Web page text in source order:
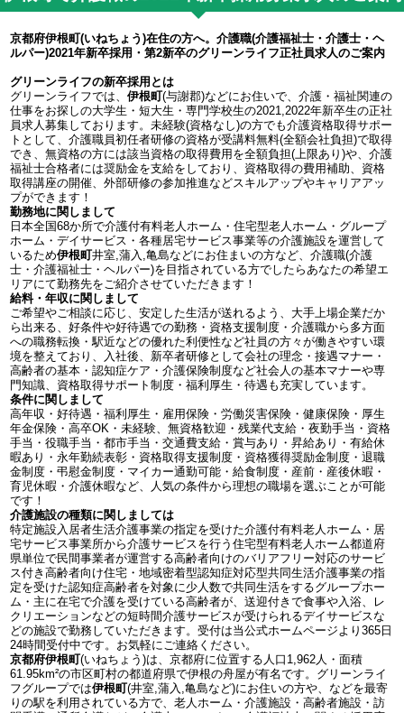
京都府伊根町(いねちょう)在住の方へ。介護職(介護福祉士・介護士・ヘ
ルパー)2021年新卒採用・第2新卒のグリーンライフ正社員求人のご案内
グリーンライフの新卒採用とは
グリーンライフでは、伊根町(与謝郡)などにお住いで、介護・福祉関連の
仕事をお探しの大学生・短大生・専門学校生の2021,2022年新卒生の正社
員求人募集しております。未経験(資格なし)の方でも介護資格取得サポー
トとして、介護職員初任者研修の資格が受講料無料(全額会社負担)で取得
でき、無資格の方には該当資格の取得費用を全額負担(上限あり)や、介護
福祉士合格者には奨励金を支給をしており、資格取得の費用補助、資格
取得講座の開催、外部研修の参加推進などスキルアップやキャリアアッ
プができます！
勤務地に関しまして
日本全国68か所で介護付有料老人ホーム・住宅型老人ホーム・グループ
ホーム・デイサービス・各種居宅サービス事業等の介護施設を運営して
いるため伊根町井室,蒲入,亀島などにお住まいの方など、介護職(介護
士・介護福祉士・ヘルパー)を目指されている方でしたらあなたの希望エ
リアにて勤務先をご紹介させていただきます！
給料・年収に関しまして
ご希望やご相談に応じ、安定した生活が送れるよう、大手上場企業だか
ら出来る、好条件や好待遇での勤務・資格支援制度・介護職から多方面
への職務転換・駅近などの優れた利便性など社員の方々が働きやすい環
境を整えており、入社後、新卒者研修として会社の理念・接遇マナー・
高齢者の基本・認知症ケア・介護保険制度など社会人の基本マナーや専
門知識、資格取得サポート制度・福利厚生・待遇も充実しています。
条件に関しまして
高年収・好待遇・福利厚生・雇用保険・労働災害保険・健康保険・厚生
年金保険・高卒OK・未経験、無資格歓迎・残業代支給・夜勤手当・資格
手当・役職手当・都市手当・交通費支給・賞与あり・昇給あり・有給休
暇あり・永年勤続表彰・資格取得支援制度・資格獲得奨励金制度・退職
金制度・弔慰金制度・マイカー通勤可能・給食制度・産前・産後休暇・
育児休暇・介護休暇など、人気の条件から理想の職場を選ぶことが可能
です！
介護施設の種類に関しましては
特定施設入居者生活介護事業の指定を受けた介護付有料老人ホーム・居
宅サービス事業所から介護サービスを行う住宅型有料老人ホーム都道府
県単位で民間事業者が運営する高齢者向けのバリアフリー対応のサービ
ス付き高齢者向け住宅・地域密着型認知症対応型共同生活介護事業の指
定を受けた認知症高齢者を対象に少人数で共同生活をするグループホー
ム・主に在宅で介護を受けている高齢者が、送迎付きで食事や入浴、レ
クリエーションなどの短時間介護サービスが受けられるデイサービスな
どの施設で勤務していただきます。受付は当公式ホームページより365日
24時間受付中です。お気軽にご連絡ください。
京都府伊根町(いねちょう)は、京都府に位置する人口1,962人・面積
61.95km²の市区町村の都道府県で伊根の舟屋が有名です。グリーンライ
フグループでは伊根町(井室,蒲入,亀島など)にお住いの方や、などを最寄
りの駅を利用されている方で、老人ホーム・介護施設・高齢者施設・訪